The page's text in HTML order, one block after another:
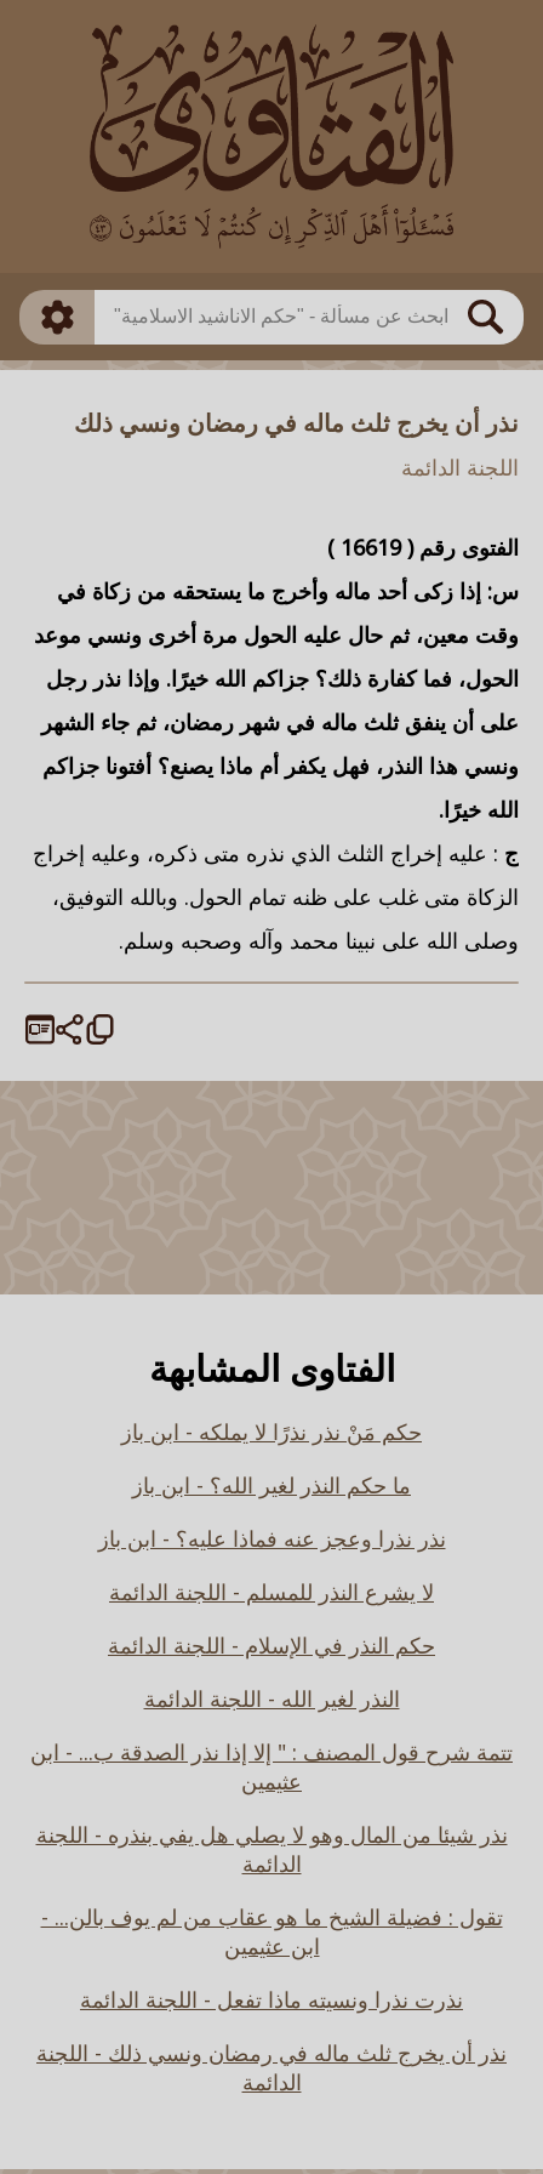
بحث
العالم
بن باز
بن العثيمين
اللجنة الدائمة
طريقة البحث
ذكي
نذر أن يخرج ثلث ماله في رمضان ونسي ذلك
اللجنة الدائمة
الفتوى رقم (16619
)
س: إذا زكى أحد ماله وأخرج ما يستحقه من زكاة في
وقت معين، ثم حال عليه الحول مرة أخرى ونسي موعد
الحول، فما كفارة ذلك؟ جزاكم الله خيرًا. وإذا نذر رجل
على أن ينفق ثلث ماله في شهر رمضان، ثم جاء الشهر
ونسي هذا النذر، فهل يكفر أم ماذا يصنع؟ أفتونا جزاكم
الله خيرًا.
ج : عليه إخراج الثلث الذي نذره متى ذكره، وعليه إخراج
الزكاة متى غلب على ظنه تمام الحول. وبالله التوفيق،
وصلى الله على نبينا محمد وآله وصحبه وسلم.
الفتاوى المشابهة
حكم مَنْ نذر نذرًا لا يملكه - ابن باز
ما حكم النذر لغير الله؟ - ابن باز
نذر نذرا وعجز عنه فماذا عليه؟ - ابن باز
لا يشرع النذر للمسلم - اللجنة الدائمة
حكم النذر في الإسلام - اللجنة الدائمة
النذر لغير الله - اللجنة الدائمة
تتمة شرح قول المصنف : " إلا إذا نذر الصدقة ب... - ابن
عثيمين
نذر شيئا من المال وهو لا يصلي هل يفي بنذره - اللجنة
الدائمة
تقول : فضيلة الشيخ ما هو عقاب من لم يوف بالن... -
ابن عثيمين
نذرت نذرا ونسيته ماذا تفعل - اللجنة الدائمة
نذر أن يخرج ثلث ماله في رمضان ونسي ذلك - اللجنة
الدائمة